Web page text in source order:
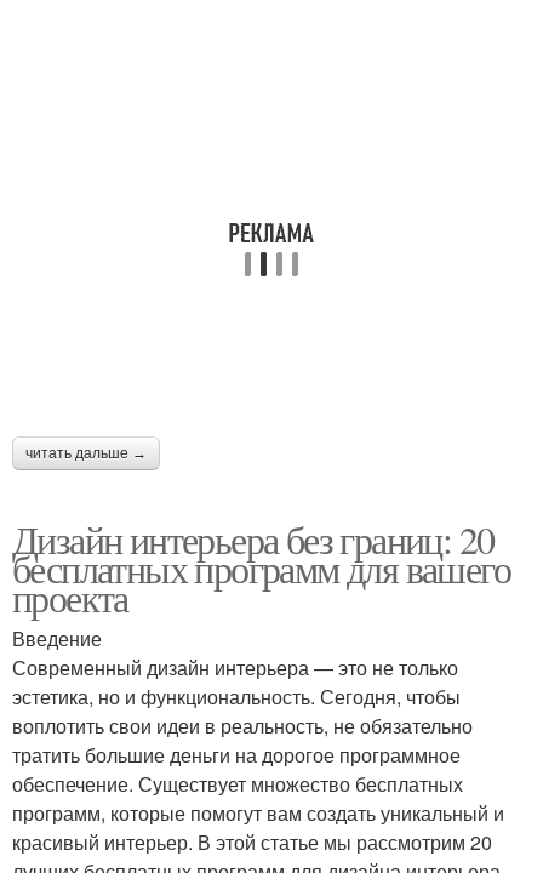
читать дальше →
Дизайн интерьера без границ: 20
бесплатных программ для вашего
проекта
Введение
Современный дизайн интерьера — это не только
эстетика, но и функциональность. Сегодня, чтобы
воплотить свои идеи в реальность, не обязательно
тратить большие деньги на дорогое программное
обеспечение. Существует множество бесплатных
программ, которые помогут вам создать уникальный и
красивый интерьер. В этой статье мы рассмотрим 20